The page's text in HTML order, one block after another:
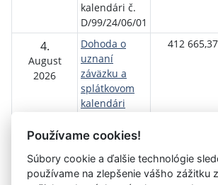
kalendári č.
D/99/24/06/01
4.
August
2026
Dohoda o
uznaní
záväzku a
splátkovom
kalendári
128/2026/Boj
412
Používame cookies!
Súbory cookie a ďalšie technológie
používame na zlepšenie vášho zážitku